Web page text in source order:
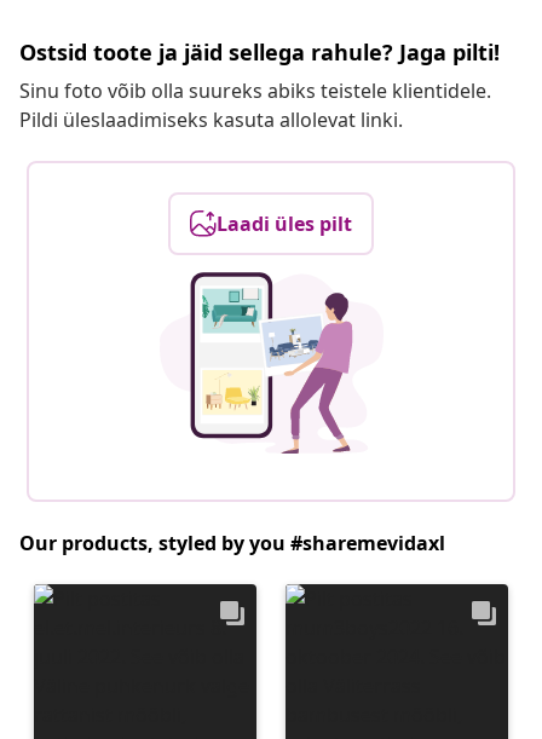
Ostsid toote ja jäid sellega rahule? Jaga pilti!
Sinu foto võib olla suureks abiks teistele klientidele.
Pildi üleslaadimiseks kasuta allolevat linki.
Laadi üles pilt
Our products, styled by you #sharemevidaxl